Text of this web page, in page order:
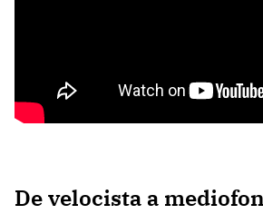
De velocista a